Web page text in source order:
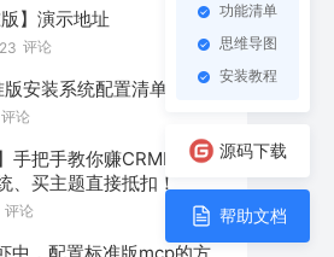
版】演示地址
23 评论
安装系统配置清单
评论
手把手教你赚CRMEB社区
、买主题直接抵扣！
评论
功能清单
思维导图
安装教程
源码下载
帮助文档